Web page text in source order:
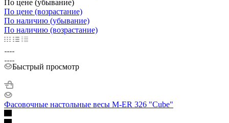
По цене (убывание)
По цене (возрастание)
По наличию (убывание)
По наличию (возрастание)
Быстрый просмотр
Фасовочные настольные весы M-ER 326 "Cube"